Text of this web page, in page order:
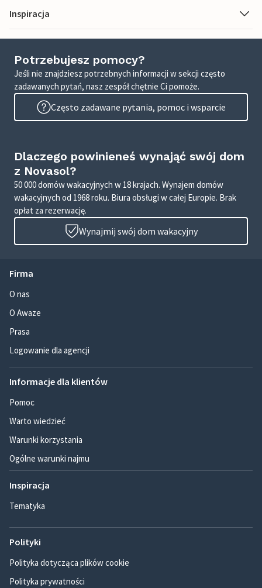
Inspiracja
Potrzebujesz pomocy?
Jeśli nie znajdziesz potrzebnych informacji w sekcji często
zadawanych pytań, nasz zespół chętnie Ci pomoże.
Często zadawane pytania, pomoc i wsparcie
Dlaczego powinieneś wynająć swój dom
z Novasol?
50 000 domów wakacyjnych w 18 krajach. Wynajem domów
wakacyjnych od 1968 roku. Biura obsługi w całej Europie. Brak
opłat za rezerwację.
Wynajmij swój dom wakacyjny
Firma
O nas
O Awaze
Prasa
Logowanie dla agencji
Informacje dla klientów
Pomoc
Warto wiedzieć
Warunki korzystania
Ogólne warunki najmu
Inspiracja
Tematyka
Polityki
Polityka dotycząca plików cookie
Polityka prywatności